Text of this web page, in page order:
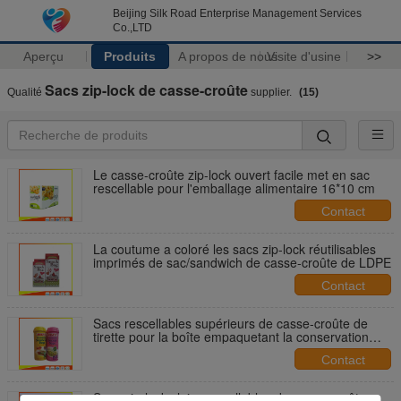
Beijing Silk Road Enterprise Management Services
Co.,LTD
Aperçu Produits A propos de nousVisite d'usine >>
Qualité Sacs zip-lock de casse-croûte supplier. (15)
Le casse-croûte zip-lock ouvert facile met en sac
rescellable pour l'emballage alimentaire 16*10 cm
Contact
La coutume a coloré les sacs zip-lock réutilisables
imprimés de sac/sandwich de casse-croûte de LDPE
Contact
Sacs rescellables supérieurs de casse-croûte de
tirette pour la boîte empaquetant la conservation
Contact
Sacs zip-lock clairs rescellables de casse-croûte